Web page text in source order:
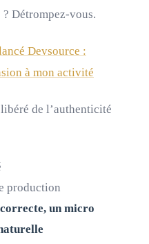
Détrompez-vous.
Devsource :
à mon activité
de l’authenticité
production
un micro